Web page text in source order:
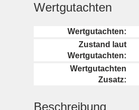
Wertgutachten
Wertgutachten:
Zustand laut
Wertgutachten:
Wertgutachten
Zusatz:
Beschreibung